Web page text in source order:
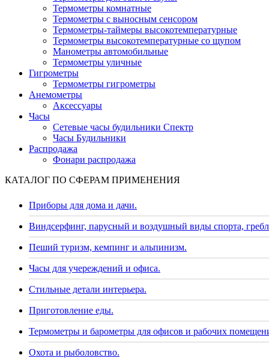
Термометры комнатные
Термометры с выносным сенсором
Термометры-таймеры высокотемпературные
Термометры высокотемпературные со щупом
Манометры автомобильные
Термометры уличные
Гигрометры
Термометры гигрометры
Анемометры
Аксессуары
Часы
Сетевые часы будильники Спектр
Часы Будильники
Распродажа
Фонари распродажа
КАТАЛОГ ПО СФЕРАМ ПРИМЕНЕНИЯ
Приборы для дома и дачи.
Виндсерфинг, парусный и воздушный виды спорта,
Пеший туризм, кемпинг и альпинизм.
Часы для учереждений и офиса.
Стильные детали интерьера.
Приготовление еды.
Термометры и барометры для офисов и рабочих
Охота и рыболовство.